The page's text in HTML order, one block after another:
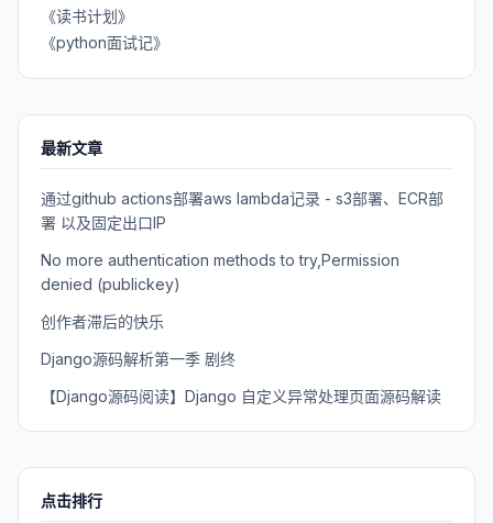
《读书计划》
《python面试记》
最新文章
通过github actions部署aws lambda记录 - s3部署、ECR部
署 以及固定出口IP
No more authentication methods to try,Permission
denied (publickey)
创作者滞后的快乐
Django源码解析第一季 剧终
【Django源码阅读】Django 自定义异常处理页面源码解读
点击排行